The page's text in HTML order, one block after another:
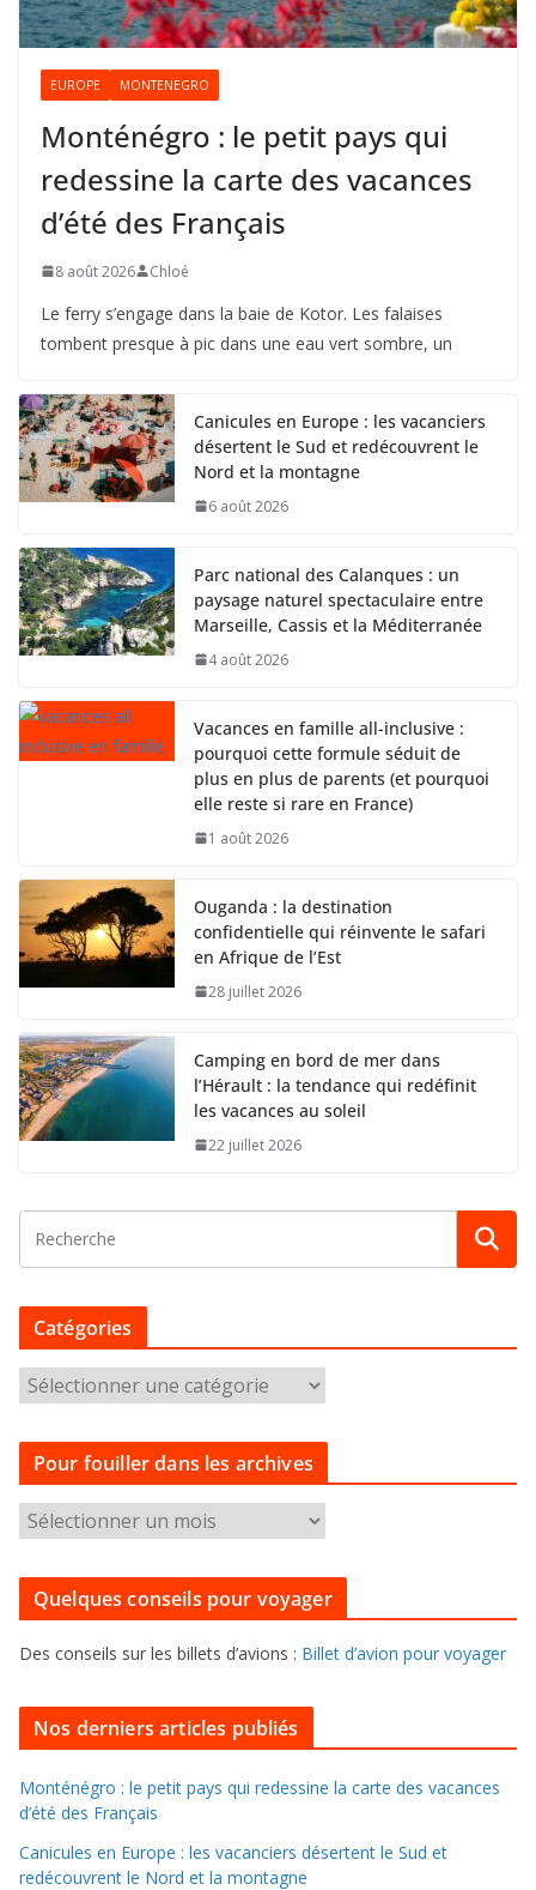
EUROPE MONTENEGRO
Monténégro : le petit pays qui
redessine la carte des vacances
d’été des Français
8 août 2026 Chloé
Le ferry s’engage dans la baie de Kotor. Les falaises
tombent presque à pic dans une eau vert sombre, un
Canicules en Europe : les vacanciers
désertent le Sud et redécouvrent le
Nord et la montagne
6 août 2026
Parc national des Calanques : un
paysage naturel spectaculaire entre
Marseille, Cassis et la Méditerranée
4 août 2026
Vacances en famille all-inclusive :
pourquoi cette formule séduit de
plus en plus de parents (et pourquoi
elle reste si rare en France)
1 août 2026
Ouganda : la destination
confidentielle qui réinvente le safari
en Afrique de l’Est
28 juillet 2026
Camping en bord de mer dans
l’Hérault : la tendance qui redéfinit
les vacances au soleil
22 juillet 2026
Catégories
a
t
g
e
s
Pour fouiller dans les archives
o
u
o
l
l
e
r
d
Quelques conseils pour voyager
Des conseils sur les billets d’avions : Billet d’avion pour voyager
Nos derniers articles publiés
Monténégro : le petit pays qui redessine la carte des vacances
d’été des Français
Canicules en Europe : les vacanciers désertent le Sud et
redécouvrent le Nord et la montagne